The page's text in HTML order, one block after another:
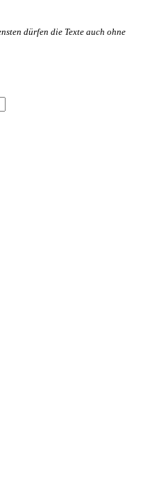
dürfen die Texte auch ohne